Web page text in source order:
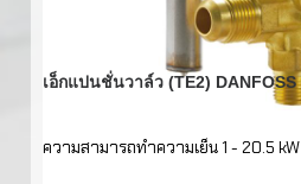
เอ็กแปนชั่นวาล์ว (TE2) DANFOSS
ความสามารถทำความเย็น 1 - 20.5 kW